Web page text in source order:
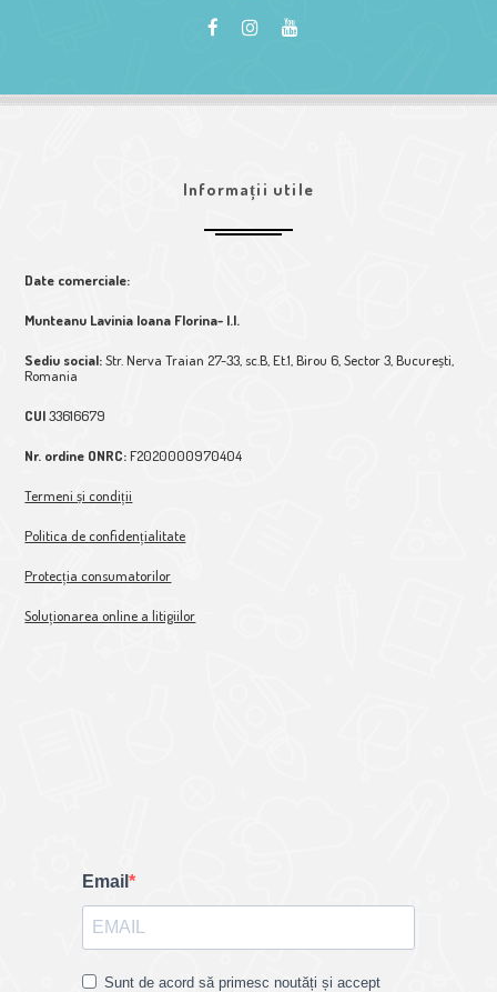
Informații utile
Date comerciale:
Munteanu Lavinia Ioana Florina- I.I.
Sediu social:Str. Nerva Traian 27-33, sc.B, Et.1, Birou 6, Sector 3, București,
Romania
CUI33616679
Nr. ordine ONRC:F2020000970404
Termeni și condiții
Politica de confidențialitate
Protecția consumatorilor
Soluționarea online a litigiilor
Email
Sunt de acord să primesc noutăți și accept